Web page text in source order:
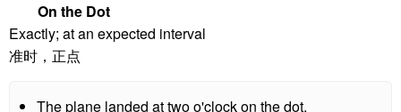
On the Dot
Exactly; at an expected interval
准时，正点
The plane landed at two o'clock on the dot.